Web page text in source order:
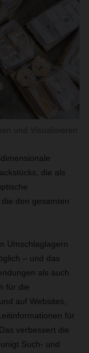
die als
den gesamten
Umschlaglagern
– und das
als auch
für die
auf Websites,
für
verbessert die
Such- und